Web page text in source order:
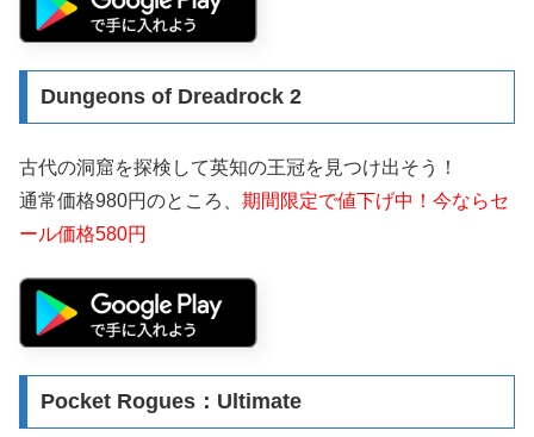
Dungeons of Dreadrock 2
古代の洞窟を探検して英知の王冠を見つけ出そう！
通常価格980円のところ、 期間限定で値下げ中！今ならセ
ール価格580円
Pocket Rogues：Ultimate